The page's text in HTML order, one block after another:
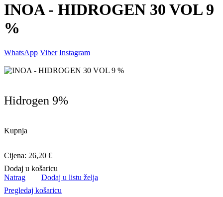
INOA - HIDROGEN 30 VOL 9
%
WhatsApp Viber Instagram
Hidrogen 9%
Kupnja
Cijena: 26,20 €
Dodaj u košaricu
Natrag
Dodaj u listu želja
Pregledaj košaricu